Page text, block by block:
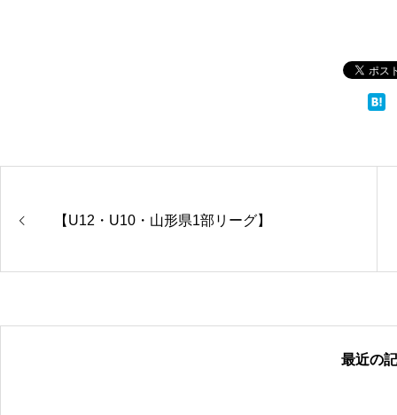
【U12・U10・山形県1部リーグ】
最近の